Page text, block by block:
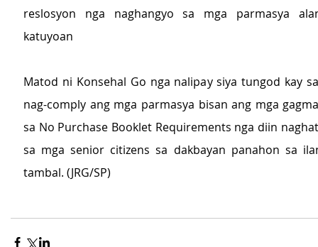
reslosyon nga naghangyo sa mga parmasya
katuyoan
Matod ni Konsehal Go nga nalipay siya tungod kay
nag-comply ang mga parmasya bisan ang mga
sa No Purchase Booklet Requirements nga diin
sa mga senior citizens sa dakbayan panahon sa
tambal. (JRG/SP)